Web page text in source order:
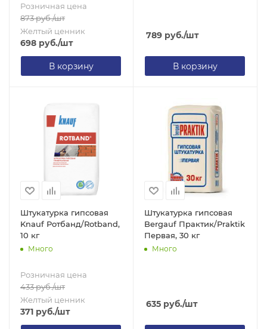
Розничная цена
873руб./шт
Желтый ценник
698 руб./шт
В корзину
789 руб./шт
В корзину
Штукатурка гипсовая
Knauf Ротбанд/Rotband,
10 кг
Много
Розничная цена
433руб./шт
Желтый ценник
371 руб./шт
Штукатурка гипсовая
Bergauf Практик/Praktik
Первая, 30 кг
Много
635 руб./шт